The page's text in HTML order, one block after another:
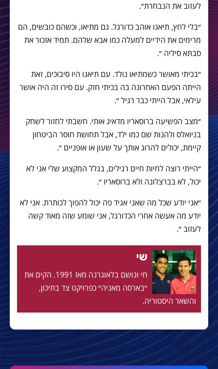
לעזוב את הנבחרת״.
״בלי לחץ, תיאגו אוהב כדורגל. גם מתיאו, וכשהם כובשים, הם
מרימים את הידיים למעלה כמו אבא שלהם. תמיד אזכור את
סבתא סיליה ״.
״בכיתי מאושר כשמתיאו נולד. עם תיאגו היו סיבוכים, זאת
הייתה הפעם האחרונה בה בכיתי חזק. עם סירו זה היה אושר
עילאי, אבל הייתי כבר רגיל ״.
״מצב הפשיעה ברוסאריו מדאיג אותי. חשבתי לחזור לשחק
בניואלס ולהנות שם כמו ילד, אבל תחושת חוסר הביטחון
קיימת, יכולים להרוג אותך על שעון או אופניים ״.
״הייתי רוצה לחיות חיים רגילים, בגלל המקצוע שלי אני לא
יכול, לא בברצלונה ולא ברוסאריו ״.
״אני יודע שכל מה שאני אגיד פה יכול להפוך לכותרת. אני לא
יודע מה אעשה אחרי הכדורגל, אני שומע שזה מאוד קשה
לעזוב ״.
שי
חי ונושם בלאוגרנה מאז 1991. הקים את
״בארסה מאניה״ כפרויקט צד בתיכון,
והשאר היסטוריה.